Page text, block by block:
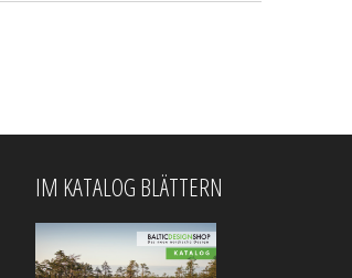
IM KATALOG BLÄTTERN